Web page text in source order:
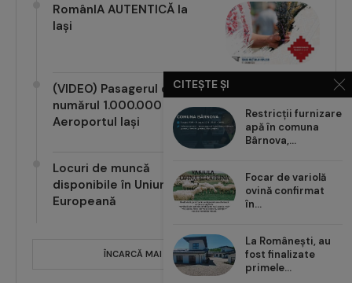
RomânIA AUTENTICĂ la
Iași
(VIDEO) Pasagerul cu
numărul 1.000.000 pe
Aeroportul Iași
Locuri de muncă
disponibile în Uniunea
Europeană
ÎNCARCĂ MAI MULTE POSTĂRI
CITEȘTE ȘI
Restricții furnizare
apă în comuna
Bârnova,...
Focar de variolă
ovină confirmat
în...
La Românești, au
fost finalizate
primele...